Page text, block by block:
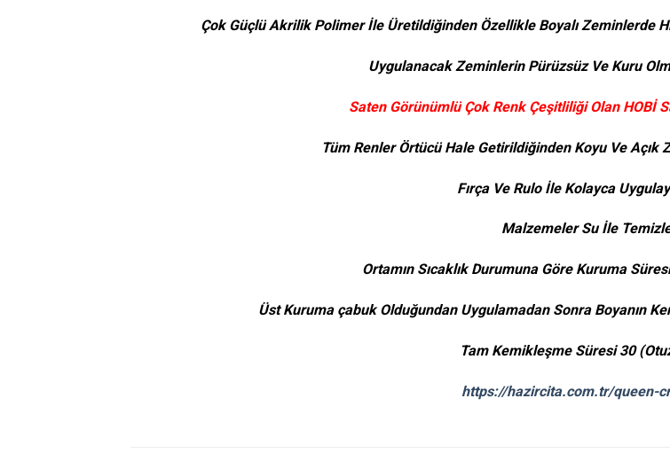
Çok Güçlü Akrilik Polimer İle Üretildiğinden Özellikle Boyalı Zeminlerde
Uygulanacak Zeminlerin Pürüzsüz Ve Kuru
Saten Görünümlü Çok Renk Çeşitliliği Olan HOBİ
Tüm Renler Örtücü Hale Getirildiğinden Koyu Ve Açık
Fırça Ve Rulo İle Kolayca
Malzemeler Su İle
Ortamın Sıcaklık Durumuna Göre Kuruma
Üst Kuruma çabuk Olduğundan Uygulamadan Sonra Boyanın
Tam Kemikleşme Süresi 30
https://hazircita.com.tr/queen-